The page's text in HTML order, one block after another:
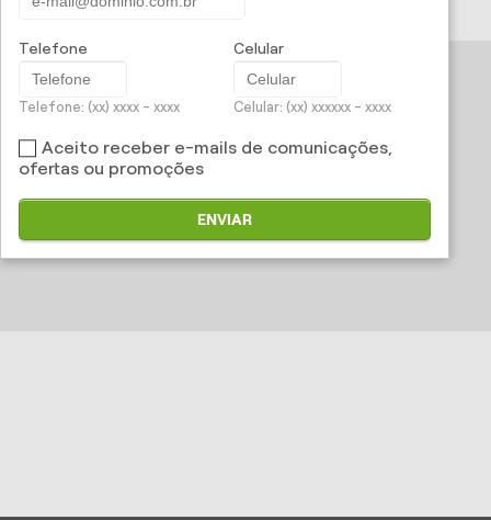
ARCHANJO CORRETORA DE SEGUROS
(16) 3851-4903 (16) 99176-6208 (16) 99228-1910
(16) 99176-6208
flavio@archanjoseguros.com.br
Telefone
Telefone: (xx) xxxx - xxxx
Celular
Celular: (xx) xxxxxx - xxxx
Aceito receber e-mails de comunicações,
ofertas ou promoções
ENVIAR